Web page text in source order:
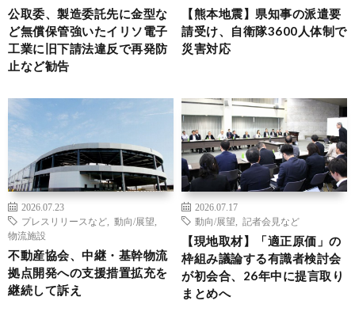
公取委、製造委託先に金型な
ど無償保管強いたイリソ電子
工業に旧下請法違反で再発防
止など勧告
【熊本地震】県知事の派遣要
請受け、自衛隊3600人体制で
災害対応
2026.07.23
プレスリリースなど
動向/展望
物流施設
不動産協会、中継・基幹物流
拠点開発への支援措置拡充を
継続して訴え
2026.07.17
動向/展望
記者会見など
【現地取材】「適正原価」の
枠組み議論する有識者検討会
が初会合、26年中に提言取り
まとめへ